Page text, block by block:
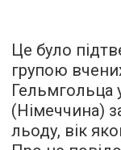
Це було
групою
Гельмгольца
(Німеччина)
льоду, вік